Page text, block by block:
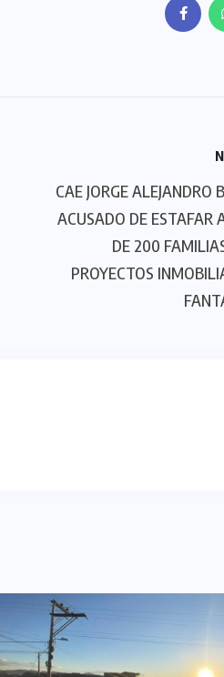
CAE JORGE ALEJANDRO
ACUSADO DE ESTAFAR
DE 200
PROYECTOS